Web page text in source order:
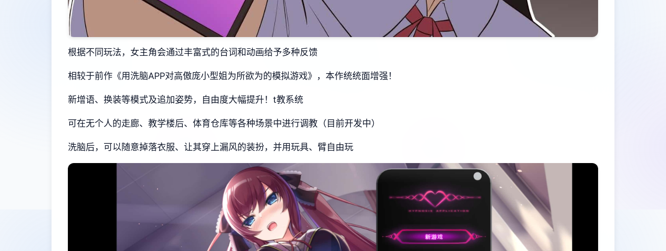
根据不同玩法，女主角会通过丰富式的台词和动画给予多种反馈
相较于前作《用洗脑APP对高傲庞小型姐为所欲为的模拟游戏》，本作统统面增强！
新增语、换装等模式及追加姿势，自由度大幅提升！t教系统
可在无个人的走廊、教学楼后、体育仓库等各种场景中进行调教（目前开发中）
洗脑后，可以随意掉落衣服、让其穿上漏风的装扮，并用玩具、臂自由玩